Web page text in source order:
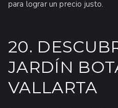
para lograr un precio justo.
20.
JARDÍN
VALLARTA